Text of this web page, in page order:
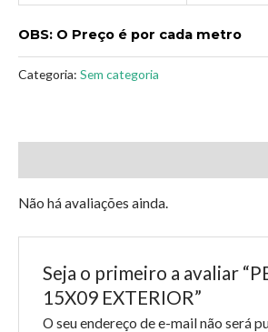
OBS: O Preço é por cada metro
Categoria: Sem categoria
Não há avaliações ainda.
Seja o primeiro a avaliar
15X09 EXTERIOR”
O seu endereço de e-mail não será